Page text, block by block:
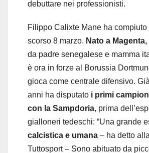
debuttare nei professionisti.
Filippo Calixte Mane ha
scorso 8 marzo. Nato a Magenta,
da padre senegalese e mamma
è ora in forze al Borussia
gioca come centrale difensivo.
anni ha disputato i primi
con la Sampdoria, prima
gialloneri tedeschi: “Una grande
calcistica e umana – ha detto
Tuttosport – Sono abituato da